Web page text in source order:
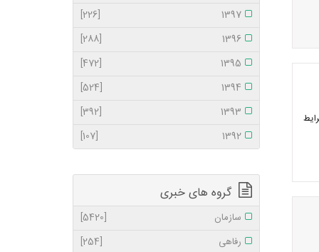
1397
[226]
1396
[288]
1395
[472]
1394
[524]
1393
[392]
1392
[107]
گروه های خبری
سازمان
[5420]
رفاهی
[254]